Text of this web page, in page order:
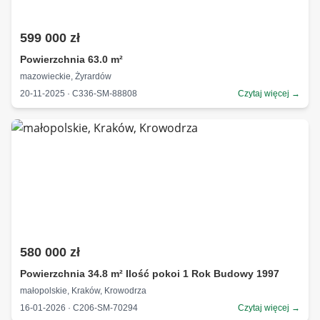
599 000 zł
Powierzchnia 63.0 m²
mazowieckie, Żyrardów
20-11-2025 · C336-SM-88808
Czytaj więcej →
580 000 zł
Powierzchnia 34.8 m² Ilość pokoi 1 Rok Budowy 1997
małopolskie, Kraków, Krowodrza
16-01-2026 · C206-SM-70294
Czytaj więcej →